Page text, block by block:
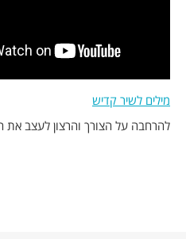
מילים לשיר קדיש
להרחבה על הצורך והרצון לעצב את